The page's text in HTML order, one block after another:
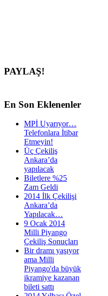
PAYLAŞ!
En Son Eklenenler
MPİ Uyarıyor…
Telefonlara İtibar
Etmeyin!
Üç Çekiliş
Ankara’da
yapılacak
Biletlere %25
Zam Geldi
2014 İlk Çekilişi
Ankara’da
Yapılacak…
9 Ocak 2014
Milli Piyango
Çekiliş Sonuçları
Bir dramı yaşıyor
ama Milli
Piyango'da büyük
ikramiye kazanan
bileti sattı